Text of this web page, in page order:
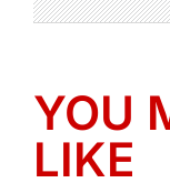
YOU
LIKE